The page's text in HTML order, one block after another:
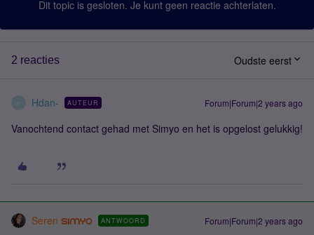
Dit topic is gesloten. Je kunt geen reactie achterlaten.
2 reacties Oudste eerst
Hdan- AUTEUR Forum|Forum|2 years ago
Vanochtend contact gehad met Simyo en het is opgelost gelukkig!
Seren ANTWOORD Forum|Forum|2 years ago